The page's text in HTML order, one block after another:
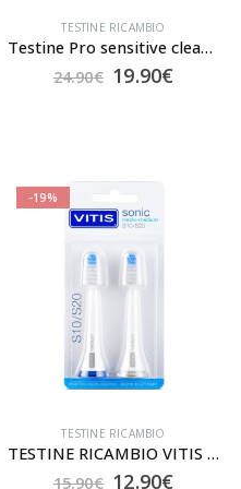
TESTINE RICAMBIO
Testine Pro sensitive clean x5
24.90€ Il
19.90€Il
-19%
TESTINE RICAMBIO
TESTINE RICAMBIO VITIS MEDIUM 2 pezzi
15.90€ Il
12.90€Il